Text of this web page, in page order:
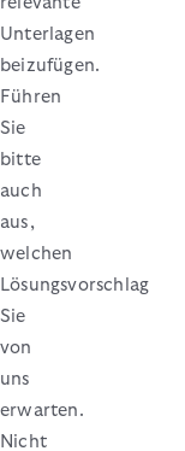
Unterlagen
beizufügen.
Führen
Sie
bitte
auch
aus,
welchen
Lösungsvorschlag
Sie
von
uns
erwarten.
Nicht